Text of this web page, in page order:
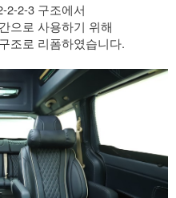
2-2-3 구조에서
으로 사용하기 위해
조로 리폼하였습니다.